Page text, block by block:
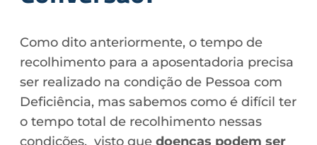
Como dito anteriormente, o tempo de
recolhimento para a aposentadoria precisa
ser realizado na condição de Pessoa com
Deficiência, mas sabemos como é difícil ter
o tempo total de recolhimento nessas
condições, visto que doenças podem ser